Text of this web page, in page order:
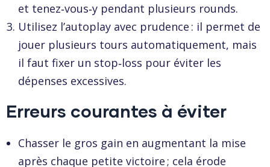
et tenez‑vous‑y pendant plusieurs rounds.
Utilisez l’autoplay avec prudence : il permet de
jouer plusieurs tours automatiquement, mais
il faut fixer un stop‑loss pour éviter les
dépenses excessives.
Erreurs courantes à éviter
Chasser le gros gain en augmentant la mise
après chaque petite victoire ; cela érode